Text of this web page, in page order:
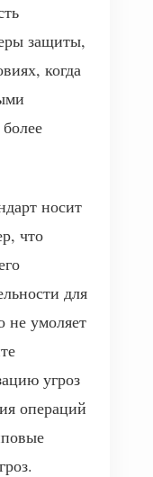
защиты,
когда
носит
что
для
не умоляет
угроз
операций